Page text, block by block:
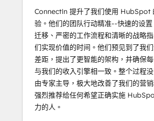
ConnectIn 提升了我们使用 HubSpot
验。他们的团队行动精准--快速的设
迁移、严密的工作流程和清晰的战略
们实现价值的时间。他们预见到了我
差距，提出了更智能的架构，并确保
与我们的收入引擎相一致。整个过程没
由专家主导，极大地改善了我们的营
强烈推荐给任何希望正确实施
力的人。